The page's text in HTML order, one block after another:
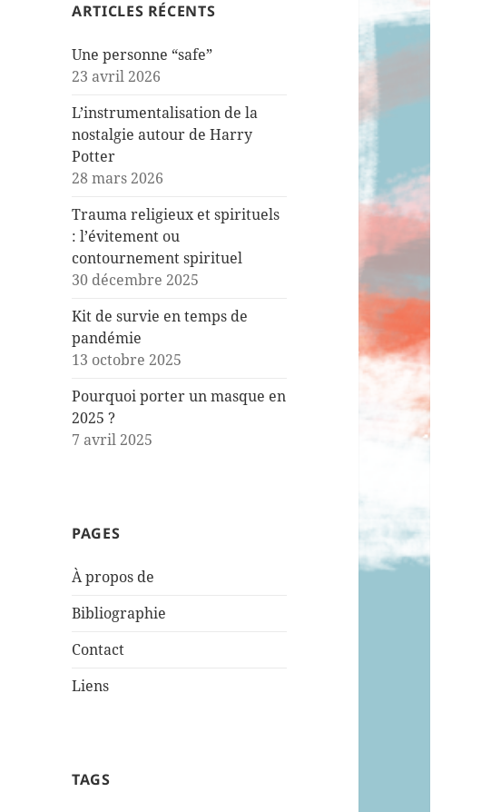
ARTICLES RÉCENTS
Une personne “safe”
23 avril 2026
L’instrumentalisation de la
nostalgie autour de Harry
Potter
28 mars 2026
Trauma religieux et spirituels
: l’évitement ou
contournement spirituel
30 décembre 2025
Kit de survie en temps de
pandémie
13 octobre 2025
Pourquoi porter un masque en
2025 ?
7 avril 2025
PAGES
À propos de
Bibliographie
Contact
Liens
TAGS